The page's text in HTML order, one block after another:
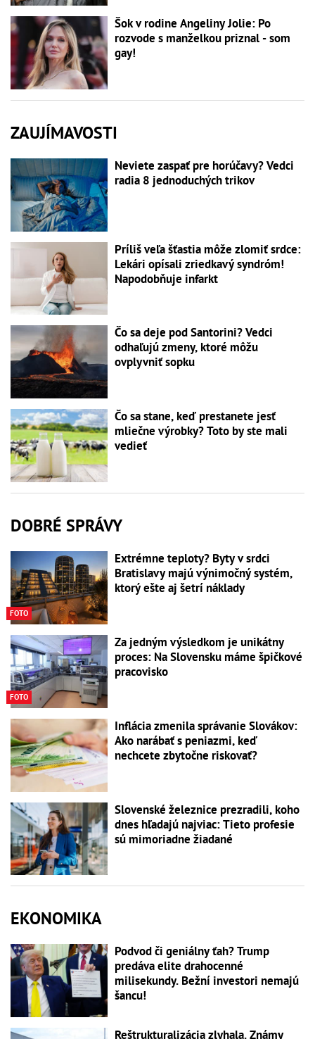
Šok v rodine Angeliny Jolie: Po
rozvode s manželkou priznal - som
gay!
ZAUJÍMAVOSTI
Neviete zaspať pre horúčavy? Vedci
radia 8 jednoduchých trikov
Príliš veľa šťastia môže zlomiť srdce:
Lekári opísali zriedkavý syndróm!
Napodobňuje infarkt
Čo sa deje pod Santorini? Vedci
odhaľujú zmeny, ktoré môžu
ovplyvniť sopku
Čo sa stane, keď prestanete jesť
mliečne výrobky? Toto by ste mali
vedieť
DOBRÉ SPRÁVY
FOTO
Extrémne teploty? Byty v srdci
Bratislavy majú výnimočný systém,
ktorý ešte aj šetrí náklady
FOTO
Za jedným výsledkom je unikátny
proces: Na Slovensku máme špičkové
pracovisko
Inflácia zmenila správanie Slovákov:
Ako narábať s peniazmi, keď
nechcete zbytočne riskovať?
Slovenské železnice prezradili, koho
dnes hľadajú najviac: Tieto profesie
sú mimoriadne žiadané
EKONOMIKA
Podvod či geniálny ťah? Trump
predáva elite drahocenné
milisekundy. Bežní investori nemajú
šancu!
Reštrukturalizácia zlyhala. Známy